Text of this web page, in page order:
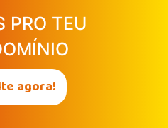
PRO TEU
agora!